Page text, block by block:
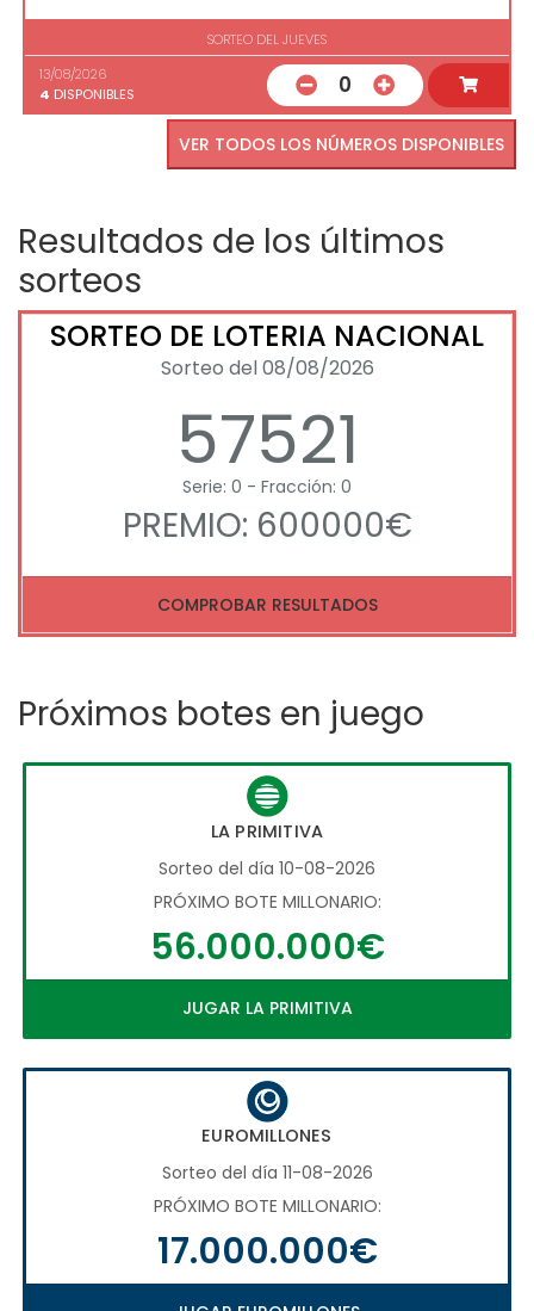
SORTEO DEL JUEVES
13/08/2026
4 DISPONIBLES 0
VER TODOS LOS NÚMEROS DISPONIBLES
Resultados de los últimos
sorteos
SORTEO DE LOTERIA NACIONAL
Sorteo del 08/08/2026
57521
Serie: 0 - Fracción: 0
PREMIO: 600000€
COMPROBAR RESULTADOS
Próximos botes en juego
LA PRIMITIVA
Sorteo del día 10-08-2026
PRÓXIMO BOTE MILLONARIO:
56.000.000€
JUGAR LA PRIMITIVA
EUROMILLONES
Sorteo del día 11-08-2026
PRÓXIMO BOTE MILLONARIO:
17.000.000€